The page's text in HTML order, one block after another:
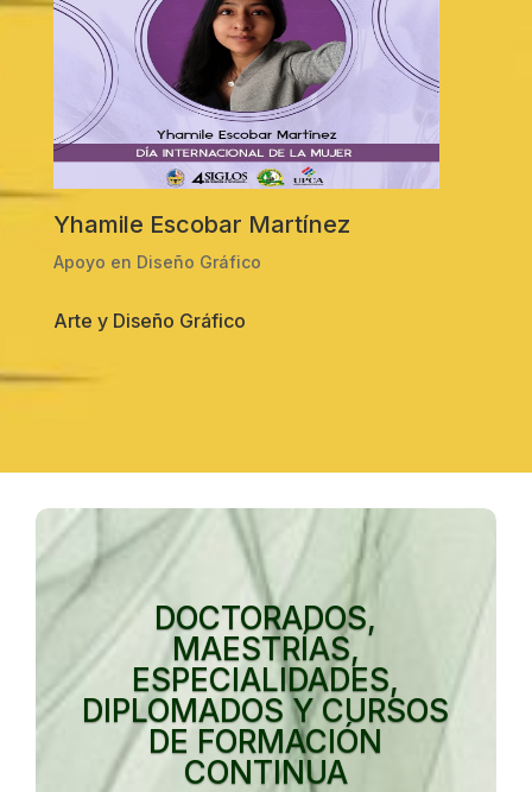
Yhamile Escobar Martínez
Apoyo en Diseño Gráfico
Arte y Diseño Gráfico
DOCTORADOS,
MAESTRÍAS,
ESPECIALIDADES,
DIPLOMADOS Y CURSOS
DE FORMACIÓN
CONTINUA